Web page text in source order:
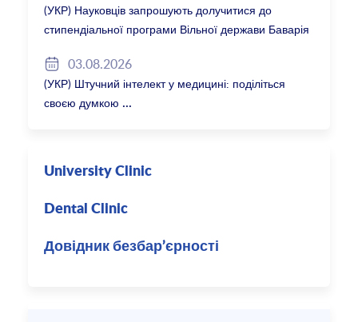
(УКР) Науковців запрошують долучитися до
стипендіальної програми Вільної держави Баварія
03.08.2026
(УКР) Штучний інтелект у медицині: поділіться
своєю думкою
University Clinic
Dental Clinic
Довідник безбар’єрності